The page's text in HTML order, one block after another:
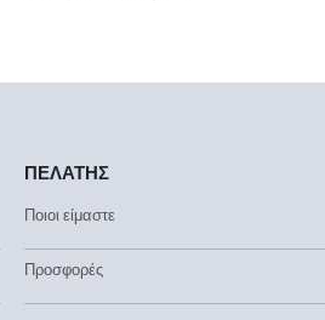
ΠΕΛΑΤΗΣ
Ποιοι είμαστε
Προσφορές